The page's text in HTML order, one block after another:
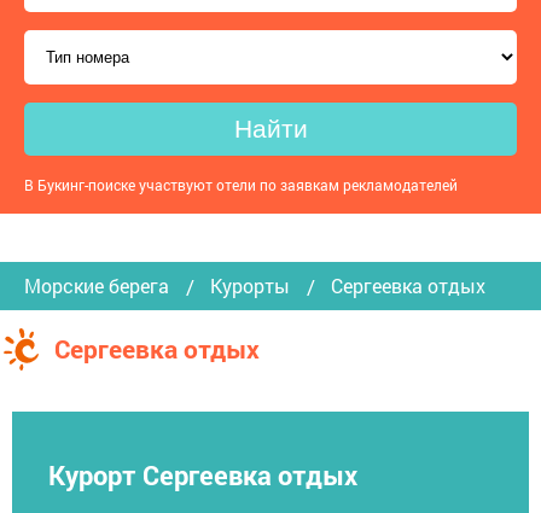
Найти
В Букинг-поиске участвуют отели по заявкам рекламодателей
Морские берега Курорты Сергеевка отдых
Сергеевка отдых
Курорт Сергеевка отдых